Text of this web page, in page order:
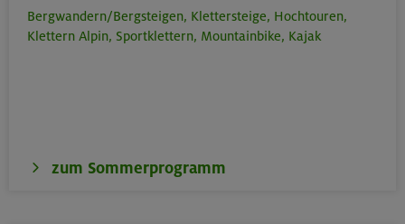
Bergwandern/Bergsteigen, Klettersteige, Hochtouren,
Klettern Alpin, Sportklettern, Mountainbike, Kajak
zum Sommerprogramm